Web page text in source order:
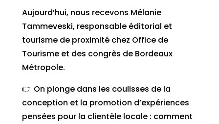
Aujourd’hui, nous recevons Mélanie
Tammeveski, responsable éditorial et
tourisme de proximité chez Office de
Tourisme et des congrès de Bordeaux
Métropole.
👉 On plonge dans les coulisses de la
conception et la promotion d’expériences
pensées pour la clientèle locale : comment